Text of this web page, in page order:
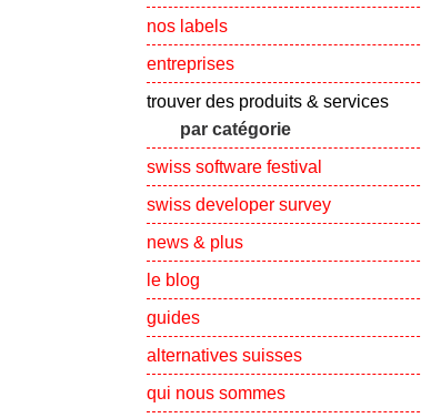
nos labels
entreprises
trouver des produits & services
par catégorie
swiss software festival
swiss developer survey
news & plus
le blog
guides
alternatives suisses
qui nous sommes